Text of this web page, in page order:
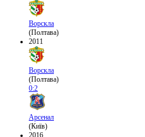
Ворскла
(Полтава)
2011
Ворскла
(Полтава)
0:2
Арсенал
(Київ)